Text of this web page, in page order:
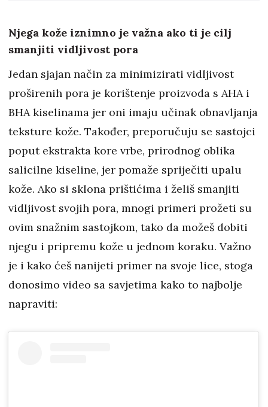
Njega kože iznimno je važna ako ti je cilj
smanjiti vidljivost pora
Jedan sjajan način za minimizirati vidljivost
proširenih pora je korištenje proizvoda s AHA i
BHA kiselinama jer oni imaju učinak obnavljanja
teksture kože. Također, preporučuju se sastojci
poput ekstrakta kore vrbe, prirodnog oblika
salicilne kiseline, jer pomaže spriječiti upalu
kože. Ako si sklona prištićima i želiš smanjiti
vidljivost svojih pora, mnogi primeri prožeti su
ovim snažnim sastojkom, tako da možeš dobiti
njegu i pripremu kože u jednom koraku. Važno
je i kako ćeš nanijeti primer na svoje lice, stoga
donosimo video sa savjetima kako to najbolje
napraviti: